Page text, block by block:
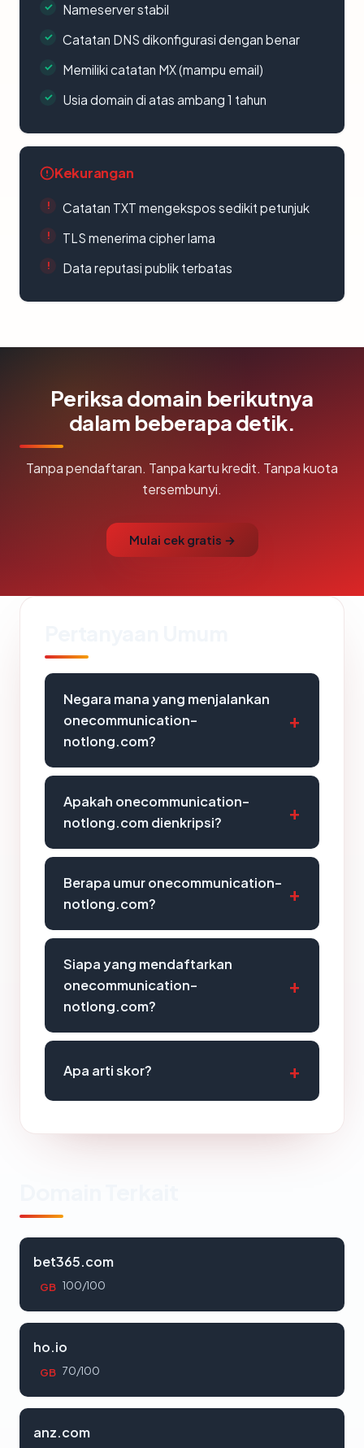
Nameserver stabil
Catatan DNS dikonfigurasi dengan benar
Memiliki catatan MX (mampu email)
Usia domain di atas ambang 1 tahun
Kekurangan
Catatan TXT mengekspos sedikit petunjuk
TLS menerima cipher lama
Data reputasi publik terbatas
Periksa domain berikutnya
dalam beberapa detik.
Tanpa pendaftaran. Tanpa kartu kredit. Tanpa kuota
tersembunyi.
Mulai cek gratis →
Negara mana yang menjalankan
onecommunication-
notlong.com?
Apakah onecommunication-
notlong.com dienkripsi?
Berapa umur onecommunication-
notlong.com?
Siapa yang mendaftarkan
onecommunication-
notlong.com?
Apa arti skor?
bet365.com
GB 100/100
ho.io
GB 70/100
anz.com